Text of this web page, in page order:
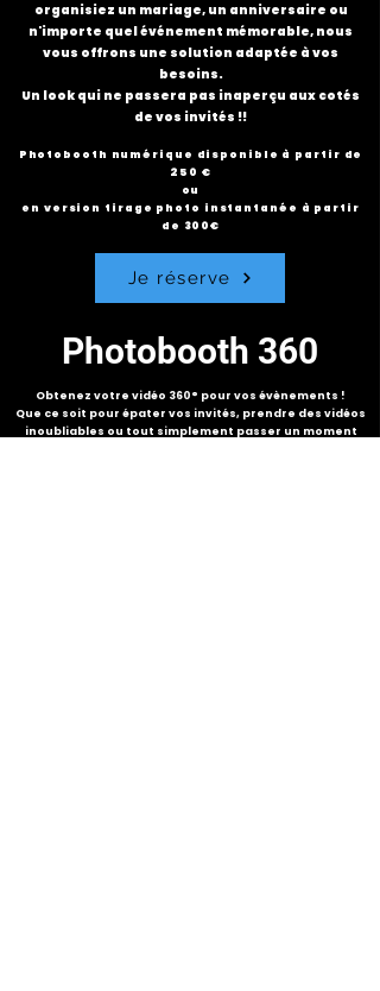
organisiez un mariage, un anniversaire ou
n'importe quel événement mémorable, nous
vous offrons une solution adaptée à vos
besoins.
Un look qui ne passera pas inaperçu aux cotés
de vos invités !!
Photobooth numérique disponible à partir de
250 €
ou
en version tirage photo instantanée à partir
de 300€
Je réserve
Photobooth 360
Obtenez votre vidéo 360° pour vos évènements !
Que ce soit pour épater vos invités, prendre des vidéos
inoubliables ou tout simplement passer un moment